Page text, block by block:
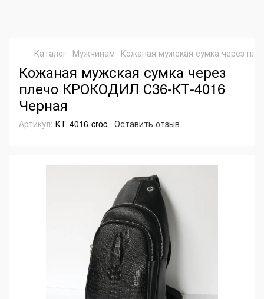
Каталог Мужчинам Кожаная мужская сумка через
Кожаная мужская сумка через
плечо КРОКОДИЛ С36-КТ-4016
Черная
Артикул: КТ-4016-croc Оставить отзыв